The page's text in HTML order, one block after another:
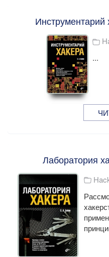
...
Лаборатория